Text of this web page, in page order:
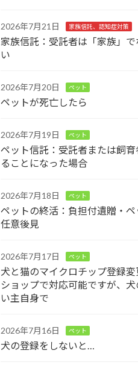
2026年7月21日 家族信託、認知症対策
家族信託：受託者は「家族」で
い
2026年7月20日 ペット
ペットが死亡したら
2026年7月19日 ペット
ペット信託：受託者または飼
ることになった場合
2026年7月18日 ペット
ペットの終活：負担付遺贈・ペ
任意後見
2026年7月17日 ペット
犬と猫のマイクロチップ登録変
ショップで対応可能ですが、
い主自身で
2026年7月16日 ペット
犬の登録をしないと…